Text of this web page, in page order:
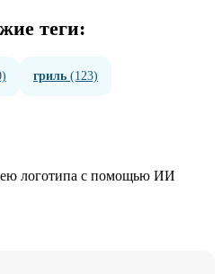
теги:
гриль (123)
логотипа с помощью ИИ